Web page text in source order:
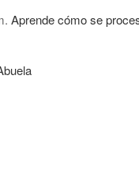
Aprende cómo se